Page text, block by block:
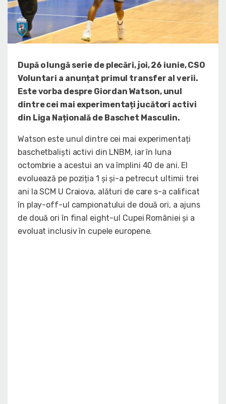
După o lungă serie de plecări, joi, 26 iunie, CSO
Voluntari a anunțat primul transfer al verii.
Este vorba despre Giordan Watson, unul
dintre cei mai experimentați jucători activi
din Liga Națională de Baschet Masculin.
Watson este unul dintre cei mai experimentați
baschetbaliști activi din LNBM, iar în luna
octombrie a acestui an va împlini 40 de ani. El
evoluează pe poziția 1 și și-a petrecut ultimii trei
ani la SCM U Craiova, alături de care s-a calificat
în play-off-ul campionatului de două ori, a ajuns
de două ori în final eight-ul Cupei României și a
evoluat inclusiv în cupele europene.